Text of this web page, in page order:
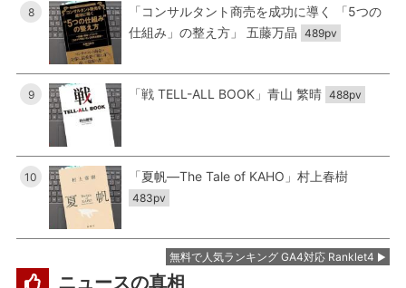
8
「コンサルタント商売を成功に導く 「5つの
仕組み」の整え方」 五藤万晶 489pv
9 「戦 TELL-ALL BOOK」青山 繁晴 488pv
10 「夏帆―The Tale of KAHO」村上春樹
483pv
無料で人気ランキング GA4対応 Ranklet4
ニュースの真相